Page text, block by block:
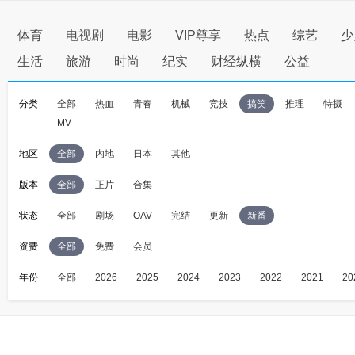
体育 电视剧 电影 VIP尊享 热点 综艺
生活
旅游 时尚 纪实 财经纵横 公益
分类 全部 热血 青春 机械 竞技 搞笑 推理
特摄
MV
地区 全部 内地 日本 其他
版本 全部 正片 合集
状态 全部 剧场 OAV 完结 更新 新番
资费 全部 免费 会员
年份 全部 2026 2025 2024 2023 2022 2021